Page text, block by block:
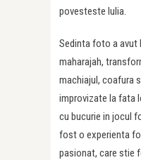
povesteste Iulia.
Sedinta foto a avut
maharajah,
machiajul, coafura
improvizate la fata
cu bucurie in jocul
fost o experienta
pasionat, care stie